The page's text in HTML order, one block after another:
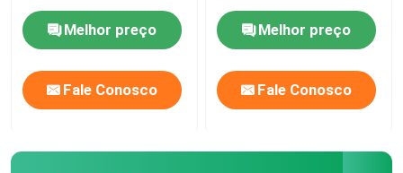
Excursão da fábrica
Controle da qualidade
Melhor preço
Fale Conosco
Melhor preço
Fale Conosco